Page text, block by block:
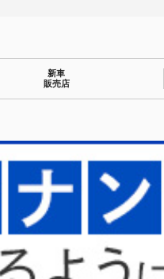
新車
販売店